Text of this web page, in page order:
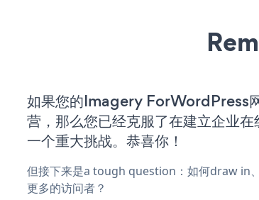
如果您的Imagery ForWordPress
营，那么您已经克服了在建立企业
一个重大挑战。恭喜你！
但接下来是a tough question：如何draw in
更多的访问者？